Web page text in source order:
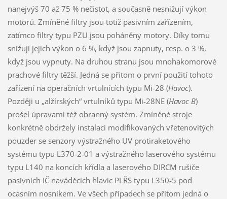
nanejvýš 70 až 75 % nečistot, a současně nesnižují výkon
motorů. Zmíněné filtry jsou totiž pasivním zařízením,
zatímco filtry typu PZU jsou poháněny motory. Díky tomu
snižují jejich výkon o 6 %, když jsou zapnuty, resp. o 3 %,
když jsou vypnuty. Na druhou stranu jsou mnohakomorové
prachové filtry těžší. Jedná se přitom o první použití tohoto
zařízení na operačních vrtulnících typu Mi-28 (Havoc).
Později u „alžírských“ vrtulníků typu Mi-28NE (Havoc B)
prošel úpravami též obranný systém. Zmíněné stroje
konkrétně obdržely instalaci modifikovaných vřetenovitých
pouzder se senzory výstražného UV protiraketového
systému typu L370-2-01 a výstražného laserového systému
typu L140 na koncích křídla a laserového DIRCM rušiče
pasivních IČ naváděcích hlavic PLŘS typu L350-5 pod
ocasním nosníkem. Ve všech případech se přitom jedná o